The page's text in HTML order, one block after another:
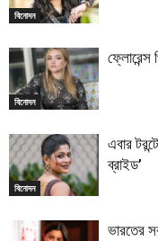
বিনোদন
বিনোদন
ফ্লোরেন্স
বিনোদন
এবার
ব্রাইড’
ভারতের